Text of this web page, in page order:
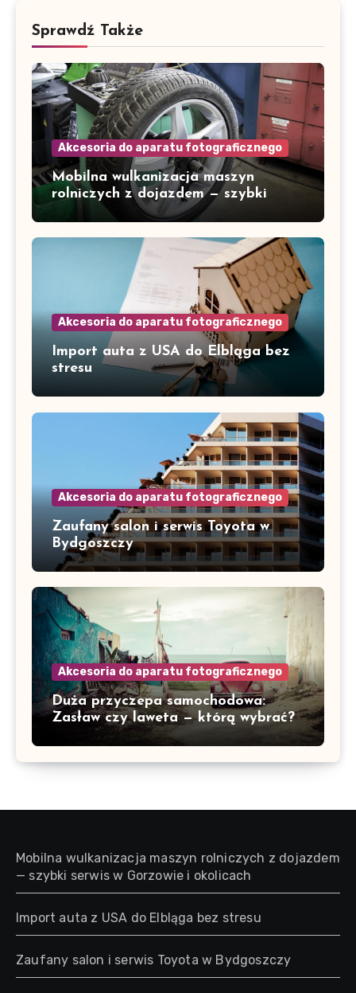
Sprawdź Także
Akcesoria do aparatu fotograficznego
Mobilna wulkanizacja maszyn
rolniczych z dojazdem — szybki
serwis w Gorzowie i okolicach
Akcesoria do aparatu fotograficznego
Import auta z USA do Elbląga bez
stresu
Akcesoria do aparatu fotograficznego
Zaufany salon i serwis Toyota w
Bydgoszczy
Akcesoria do aparatu fotograficznego
Duża przyczepa samochodowa:
Zasław czy laweta — którą wybrać?
Mobilna wulkanizacja maszyn rolniczych z dojazdem
— szybki serwis w Gorzowie i okolicach
Import auta z USA do Elbląga bez stresu
Zaufany salon i serwis Toyota w Bydgoszczy